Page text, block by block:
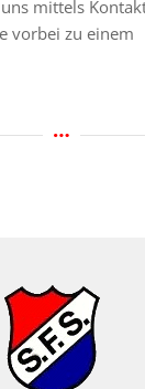
mittels
vorbei zu einem